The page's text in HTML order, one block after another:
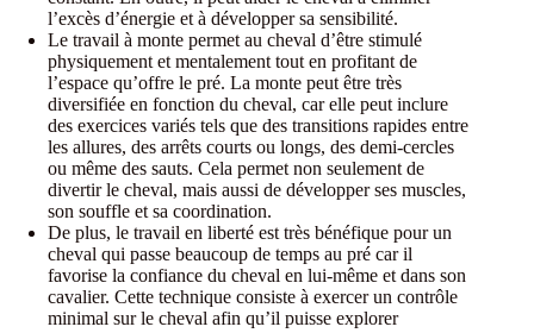
l’excès d’énergie et à développer sa sensibilité.
Le travail à monte permet au cheval d’être stimulé
physiquement et mentalement tout en profitant de
l’espace qu’offre le pré. La monte peut être très
diversifiée en fonction du cheval, car elle peut inclure
des exercices variés tels que des transitions rapides entre
les allures, des arrêts courts ou longs, des demi-cercles
ou même des sauts. Cela permet non seulement de
divertir le cheval, mais aussi de développer ses muscles,
son souffle et sa coordination.
De plus, le travail en liberté est très bénéfique pour un
cheval qui passe beaucoup de temps au pré car il
favorise la confiance du cheval en lui-même et dans son
cavalier. Cette technique consiste à exercer un contrôle
minimal sur le cheval afin qu’il puisse explorer